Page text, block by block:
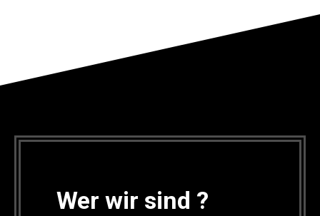
Wer wir sind ?